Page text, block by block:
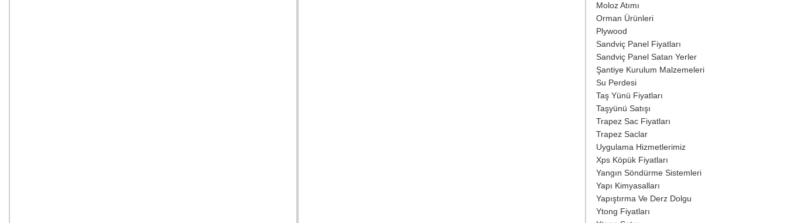
Moloz Atımı
Orman Ürünleri
Plywood
Sandviç Panel Fiyatları
Sandviç Panel Satan Yerler
Şantiye Kurulum Malzemeleri
Su Perdesi
Taş Yünü Fiyatları
Taşyünü Satışı
Trapez Sac Fiyatları
Trapez Saclar
Uygulama Hizmetlerimiz
Xps Köpük Fiyatları
Yangın Söndürme Sistemleri
Yapı Kimyasalları
Yapıştırma Ve Derz Dolgu
Ytong Fiyatları